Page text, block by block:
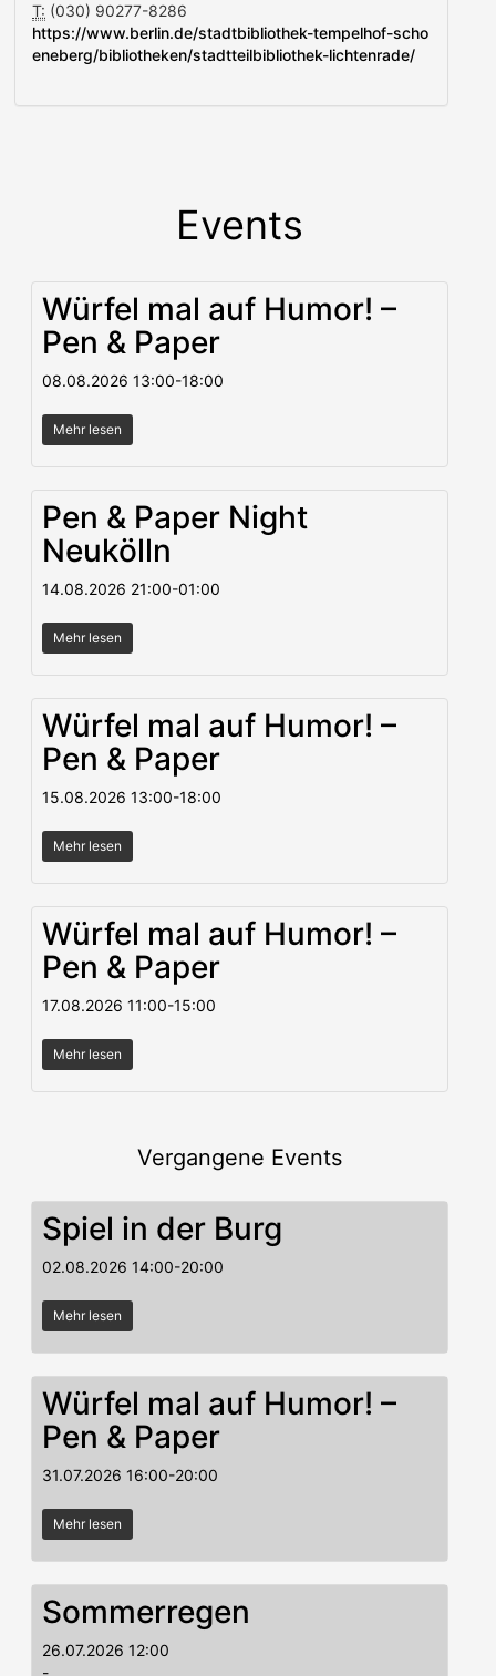
T: (030) 90277-8286
https://www.berlin.de/stadtbibliothek-tempelhof-scho
eneberg/bibliotheken/stadtteilbibliothek-lichtenrade/
Events
Würfel mal auf Humor! –
Pen & Paper
08.08.2026 13:00-18:00
Mehr lesen
Pen & Paper Night
Neukölln
14.08.2026 21:00-01:00
Mehr lesen
Würfel mal auf Humor! –
Pen & Paper
15.08.2026 13:00-18:00
Mehr lesen
Würfel mal auf Humor! –
Pen & Paper
17.08.2026 11:00-15:00
Mehr lesen
Vergangene Events
Spiel in der Burg
02.08.2026 14:00-20:00
Mehr lesen
Würfel mal auf Humor! –
Pen & Paper
31.07.2026 16:00-20:00
Mehr lesen
Sommerregen
26.07.2026 12:00